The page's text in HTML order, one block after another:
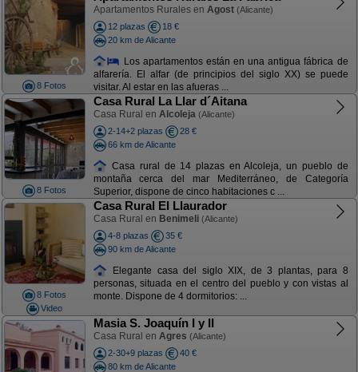
8 Fotos
Apartamentos Rurales en Agost (Alicante)
12 plazas
18 €
20 km de Alicante
Los apartamentos están en una antigua fábrica de
alfarería. El alfar (de principios del siglo XX) se puede
visitar. Al estar en las afueras ...
8 Fotos
Casa Rural La Llar d´Aitana
Casa Rural en Alcoleja (Alicante)
2-14+2 plazas
28 €
66 km de Alicante
Casa rural de 14 plazas en Alcoleja, un pueblo de
montaña cerca del mar Mediterráneo, de Categoría
Superior, dispone de cinco habitaciones c ...
8 Fotos
Video
Casa Rural El Llaurador
Casa Rural en Benimeli (Alicante)
4-8 plazas
35 €
90 km de Alicante
Elegante casa del siglo XIX, de 3 plantas, para 8
personas, situada en el centro del pueblo y con vistas al
monte. Dispone de 4 dormitorios: ...
Masia S. Joaquín I y II
Casa Rural en Agres (Alicante)
2-30+9 plazas
40 €
80 km de Alicante